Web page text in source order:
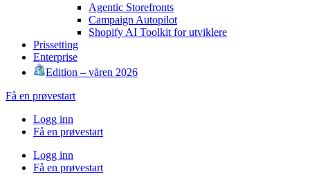
Agentic Storefronts
Campaign Autopilot
Shopify AI Toolkit for utviklere
Prissetting
Enterprise
Edition – våren 2026
Få en prøvestart
Logg inn
Få en prøvestart
Logg inn
Få en prøvestart